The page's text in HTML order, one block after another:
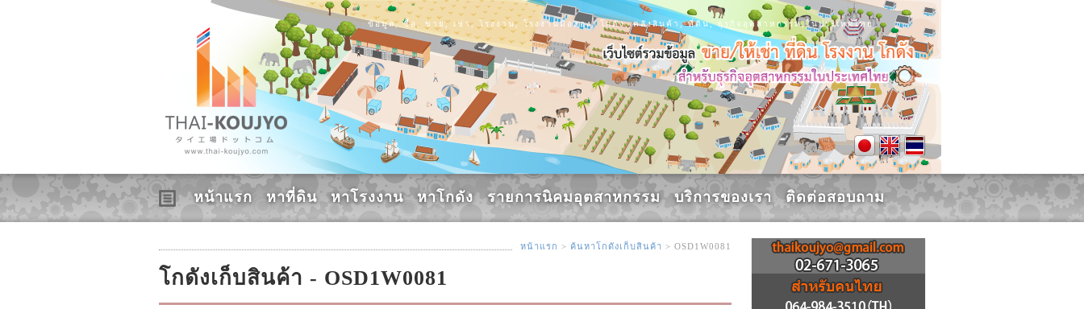
ข้อมูล, ซื้อ, ขาย, เช่า, โรงงาน, โรงงานมือสอง, โกดัง, คลังสินค้า, ที่ดิน, ธุรกิจอุตสาหกรรม,ในประเทศไทย
หน้าแรก หาที่ดิน หาโรงงาน หาโกดัง รายการนิคมอุตสาหกรรม บริการของเรา ติดต่อสอบถาม
หน้าแรก > ค้นหาโกดังเก็บสินค้า > OSD1W0081
โกดังเก็บสินค้า - OSD1W0081